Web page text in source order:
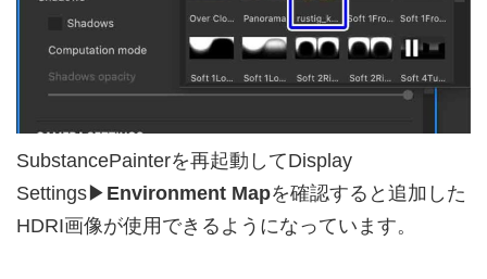
SubstancePainterを再起動してDisplay
Settings▶︎ Environment Mapを確認すると追加した
HDRI画像が使用できるようになっています。